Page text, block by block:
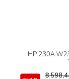
HP 230A